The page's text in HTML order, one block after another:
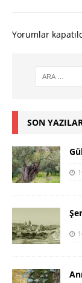
Yorumlar
SON